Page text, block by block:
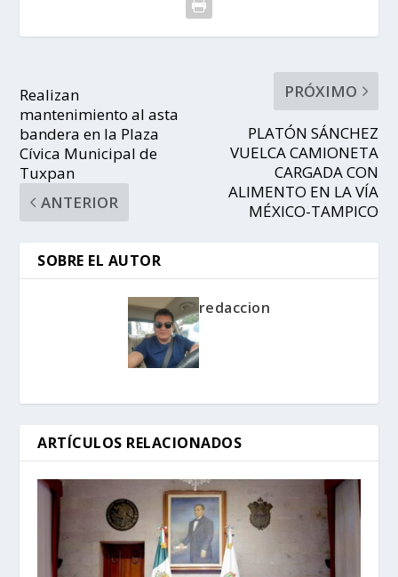
Realizan
mantenimiento al asta
bandera en la Plaza
Cívica Municipal de
Tuxpan
ANTERIOR
PRÓXIMO
PLATÓN SÁNCHEZ
VUELCA CAMIONETA
CARGADA CON
ALIMENTO EN LA VÍA
MÉXICO-TAMPICO
SOBRE EL AUTOR
redaccion
ARTÍCULOS RELACIONADOS